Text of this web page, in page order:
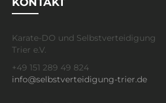
Karate-DO und Selbstverteidigung
Trier e.V.
+49 151 289 49 824
info@selbstverteidigung-trier.de